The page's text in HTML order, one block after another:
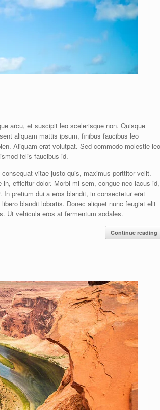
arcu, et suscipit leo scelerisque non. Quisque
aliquam mattis ipsum, finibus faucibus leo
Aliquam erat volutpat. Sed commodo molestie
felis faucibus id.
vitae justo quis, maximus porttitor velit.
efficitur dolor. Morbi mi sem, congue nec lacus id,
pretium dui a eros blandit, in consectetur erat
blandit lobortis. Donec aliquet nunc feugiat elit
Ut vehicula eros at fermentum sodales.
Continue reading